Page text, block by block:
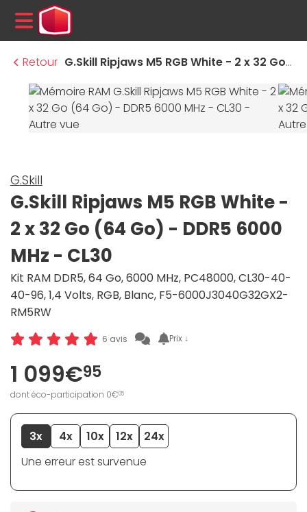
MENU
Retour
G.Skill Ripjaws M5 RGB White - 2 x 32 Go (64 Go) - DDR5 6000 MHz - CL30
G.Skill
G.Skill Ripjaws M5 RGB White -
2 x 32 Go (64 Go) - DDR5 6000
MHz - CL30
Kit RAM DDR5, 64 Go, 6000 MHz, PC48000, CL30-40-
40-96, 1,4 Volts, RGB, Blanc, F5-6000J3040G32GX2-
RM5RW
6 avis Prix ↓
1 099€95
dont éco-participation 0€05
3x 4x 10x 12x
24x
Une erreur est survenue